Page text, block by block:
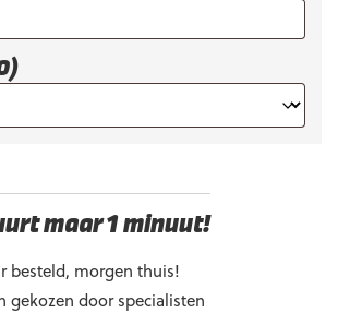
maar 1 minuut!
besteld, morgen thuis!
gekozen door specialisten